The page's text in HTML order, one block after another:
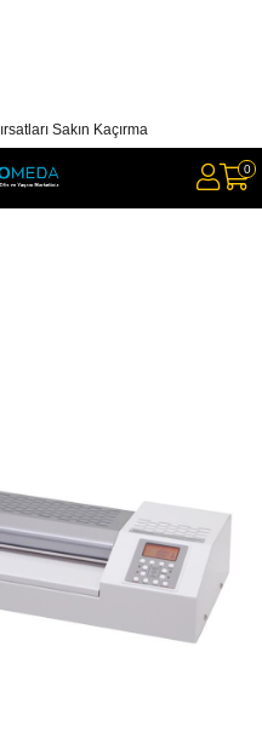
Sakın Kaçırma
0